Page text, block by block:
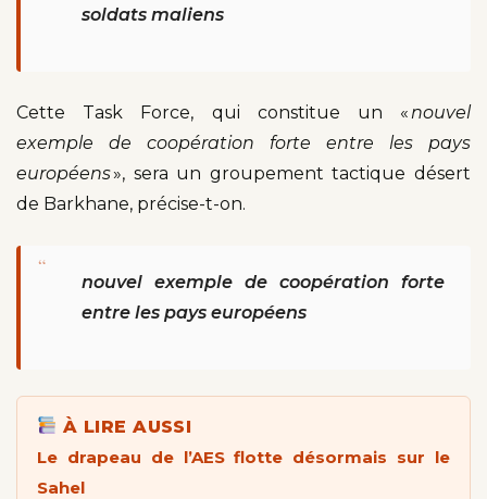
soldats maliens
Cette Task Force, qui constitue un «nouvel
exemple de coopération forte entre les pays
européens», sera un groupement tactique désert
de Barkhane, précise-t-on.
“
nouvel exemple de coopération forte
entre les pays européens
À LIRE AUSSI
Le drapeau de l’AES flotte désormais sur le
Sahel